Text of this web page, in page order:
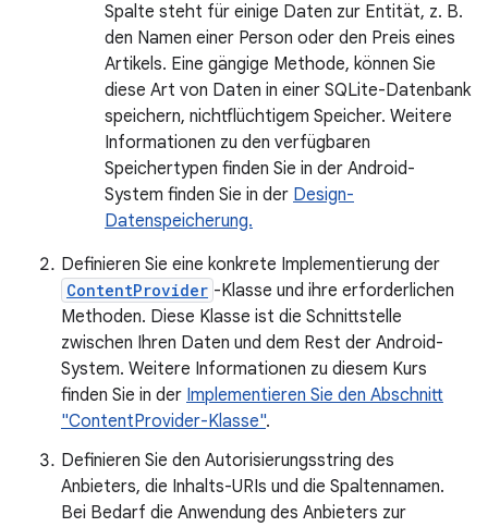
Spalte steht für einige Daten zur Entität, z. B.
den Namen einer Person oder den Preis eines
Artikels. Eine gängige Methode, können Sie
diese Art von Daten in einer SQLite-Datenbank
speichern, nichtflüchtigem Speicher. Weitere
Informationen zu den verfügbaren
Speichertypen finden Sie in der Android-
System finden Sie in der Design-
Datenspeicherung.
Definieren Sie eine konkrete Implementierung der
ContentProvider -Klasse und ihre erforderlichen
Methoden. Diese Klasse ist die Schnittstelle
zwischen Ihren Daten und dem Rest der Android-
System. Weitere Informationen zu diesem Kurs
finden Sie in der Implementieren Sie den Abschnitt
"ContentProvider-Klasse".
Definieren Sie den Autorisierungsstring des
Anbieters, die Inhalts-URIs und die Spaltennamen.
Bei Bedarf die Anwendung des Anbieters zur